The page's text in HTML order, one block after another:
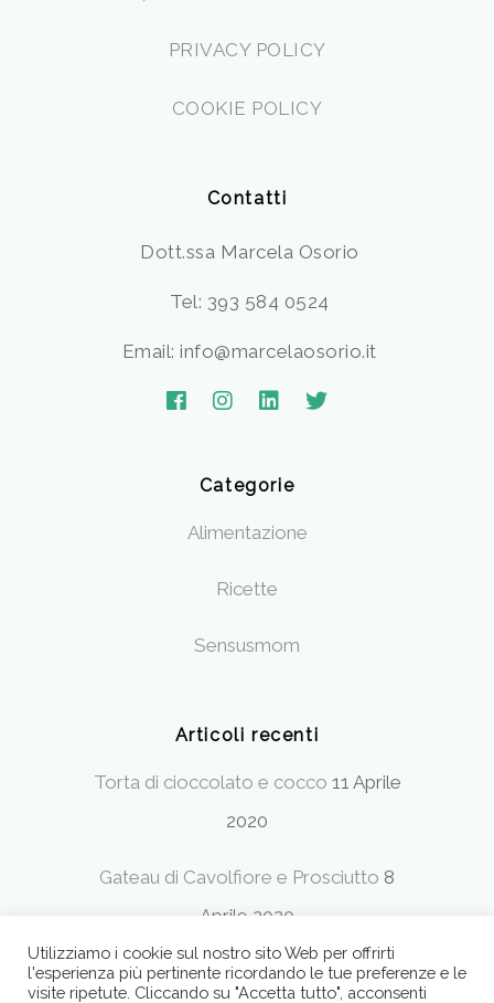
PRIVACY POLICY
COOKIE POLICY
Contatti
Dott.ssa Marcela Osorio
Tel: 393 584 0524
Email: info@marcelaosorio.it
Categorie
Alimentazione
Ricette
Sensusmom
Articoli recenti
Torta di cioccolato e cocco 11 Aprile
2020
Gateau di Cavolfiore e Prosciutto 8
Aprile 2020
Designed by Eleonora Ferrante – email:
Utilizziamo i cookie sul nostro sito Web per offrirti
l'esperienza più pertinente ricordando le tue preferenze e le
visite ripetute. Cliccando su "Accetta tutto", acconsenti